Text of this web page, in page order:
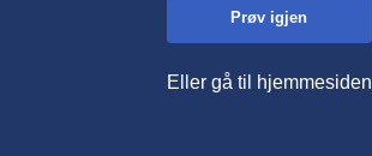
Prøv igjen
Eller gå til hjemmesiden